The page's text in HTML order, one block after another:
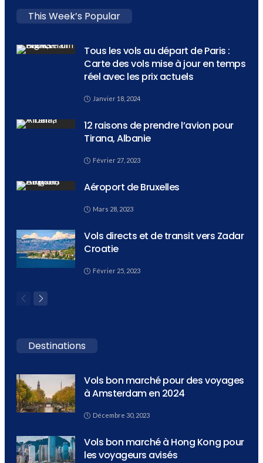
This Week’s Popular
Tous les vols au départ de Paris :
Carte des vols mise à jour en temps
réel avec les prix actuels
Janvier 18, 2024
12 raisons de prendre l’avion pour
Tirana, Albanie
Février 27, 2023
Aéroport de Bruxelles
Mars 28, 2023
Vols directs et de transit vers Zadar
Croatie
Février 25, 2023
Destinations
Vols bon marché pour des voyages
à Amsterdam en 2024
Décembre 30, 2023
Vols bon marché à Hong Kong pour
les voyageurs avisés